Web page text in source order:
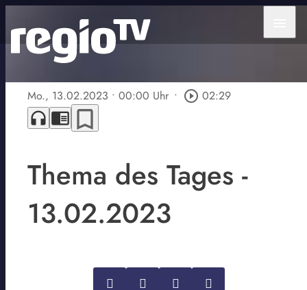
Mo., 13.02.2023 • 00:00 Uhr • play_circle_outline 02:29
headphones chrome_reader_mode bookmark_border
Thema des Tages -
13.02.2023